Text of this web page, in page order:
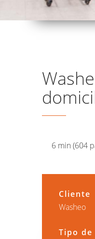
6 min (604
Cliente
Washeo
Tipo